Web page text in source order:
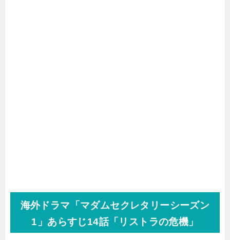
海外ドラマ「マダムセクレタリーシーズン
1」あらすじ14話「リストラの危機」